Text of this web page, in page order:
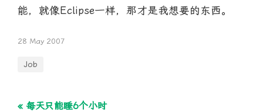
能，就像Eclipse一样，那才是我想要的东西。
28 May 2007
Job
« 每天只能睡6个小时